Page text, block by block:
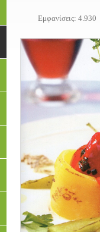
Εμφανίσεις: 4.930